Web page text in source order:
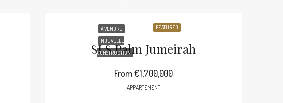
FEATURED
À VENDRE
NOUVELLE
CONSTRUCTION
SLS Palm Jumeirah
From€1,700,000
APPARTEMENT